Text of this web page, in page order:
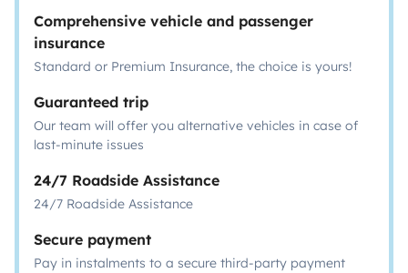
Comprehensive vehicle and passenger
insurance
Standard or Premium Insurance, the choice is yours!
Guaranteed trip
Our team will offer you alternative vehicles in case of
last-minute issues
24/7 Roadside Assistance
24/7 Roadside Assistance
Secure payment
Pay in instalments to a secure third-party payment